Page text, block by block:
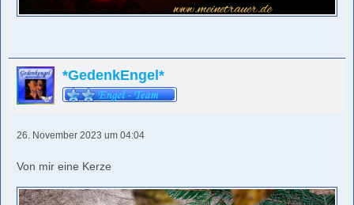
*GedenkEngel*
26. November 2023 um 04:04
Von mir eine Kerze